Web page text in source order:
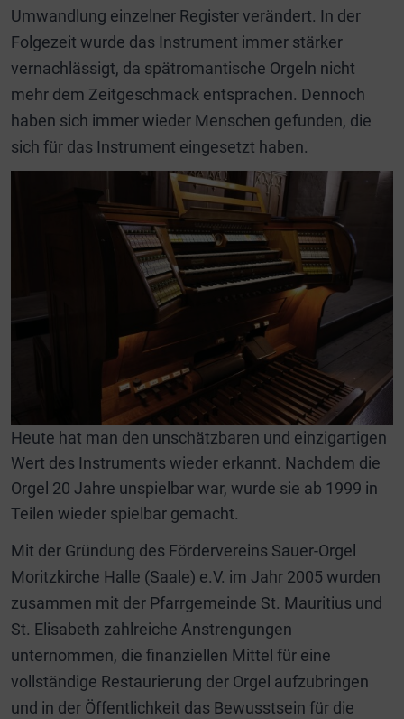
Umwandlung einzelner Register verändert. In der
Folgezeit wurde das Instrument immer stärker
vernachlässigt, da spätromantische Orgeln nicht
mehr dem Zeitgeschmack entsprachen. Dennoch
haben sich immer wieder Menschen gefunden, die
sich für das Instrument eingesetzt haben.
Heute hat man den unschätzbaren und einzigartigen
Wert des Instruments wieder erkannt. Nachdem die
Orgel 20 Jahre unspielbar war, wurde sie ab 1999 in
Teilen wieder spielbar gemacht.
Mit der Gründung des Fördervereins Sauer-Orgel
Moritzkirche Halle (Saale) e.V. im Jahr 2005 wurden
zusammen mit der Pfarrgemeinde St. Mauritius und
St. Elisabeth zahlreiche Anstrengungen
unternommen, die finanziellen Mittel für eine
vollständige Restaurierung der Orgel aufzubringen
und in der Öffentlichkeit das Bewusstsein für die